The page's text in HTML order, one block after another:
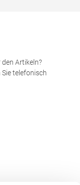
Artikeln?
Sie telefonisch